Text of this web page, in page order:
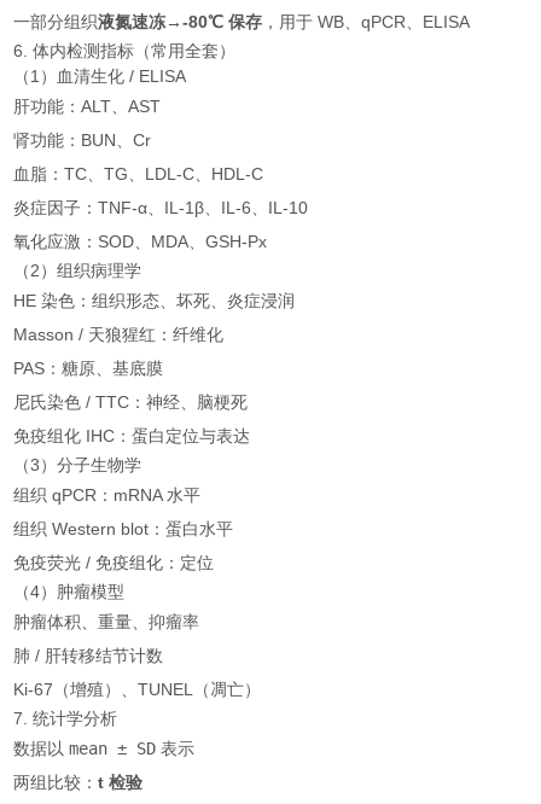
一部分组织液氮速冻→-80℃ 保存 ，用于 WB、qPCR、ELISA
6. 体内检测指标（常用全套）
（1）血清生化 / ELISA
肝功能：ALT、AST
肾功能：BUN、Cr
血脂：TC、TG、LDL-C、HDL-C
炎症因子：TNF-α、IL-1β、IL-6、IL-10
氧化应激：SOD、MDA、GSH-Px
（2）组织病理学
HE 染色：组织形态、坏死、炎症浸润
Masson / 天狼猩红：纤维化
PAS：糖原、基底膜
尼氏染色 / TTC：神经、脑梗死
免疫组化 IHC：蛋白定位与表达
（3）分子生物学
组织 qPCR：mRNA 水平
组织 Western blot：蛋白水平
免疫荧光 / 免疫组化：定位
（4）肿瘤模型
肿瘤体积、重量、抑瘤率
肺 / 肝转移结节计数
Ki-67（增殖）、TUNEL（凋亡）
7. 统计学分析
数据以mean ± SD 表示
两组比较：t 检验